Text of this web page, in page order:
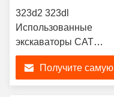
323d2 323dl
Использованные
экскаваторы CAT
Тяжелая машина
22500kg
Использованная
Получите самую